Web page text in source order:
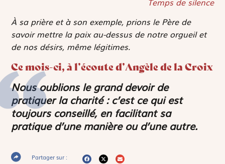
À sa prière et à son exemple, prions le Père de
savoir mettre la paix au-dessus de notre orgueil et
de nos désirs, même légitimes.
Ce mois-ci, à l’écoute d’Angèle de la Croix
Nous oublions le grand devoir de
pratiquer la charité : c’est ce qui est
toujours conseillé, en facilitant sa
pratique d’une manière ou d’une autre.
Partager sur :